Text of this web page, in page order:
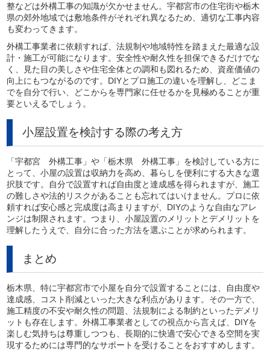
整などは外構工事の知識が欠かせません。宇都宮市の住宅街や栃木
県の郊外地域では敷地条件がそれぞれ異なるため、適切な工事内容
も変わってきます。
外構工事業者に依頼すれば、法規制や地域特性を踏まえた最適な設
計・施工が可能になります。安全性や耐久性を担保できるだけでな
く、見た目の美しさや住宅全体との調和も図れるため、資産価値の
向上にもつながるのです。DIYとプロ施工の違いを理解し、どこま
でを自分で行い、どこからを専門家に任せるかを見極めることが重
要といえるでしょう。
小屋設置を検討する際の考え方
「宇都宮 外構工事」や「栃木県 外構工事」を検討している方に
とって、小屋の設置は収納力を高め、暮らしを便利にする大きな選
択肢です。自分で設置すれば自由度と達成感を得られますが、施工
の難しさや法的リスクがあることも忘れてはいけません。プロに依
頼すれば安心感と完成度は高まりますが、DIYのような自由なアレ
ンジは制限されます。つまり、小屋設置のメリットとデメリットを
理解したうえで、自分に合った方法を選ぶことが求められます。
まとめ
栃木県、特に宇都宮市で小屋を自分で設置することには、自由度や
達成感、コスト削減といった大きな利点があります。その一方で、
施工精度の不安や耐久性の問題、法規制による制約といったデメリ
ットも存在します。外構工事業者としての視点から言えば、DIYを
楽しむ気持ちは尊重しつつも、長期的に快適で安心できる空間を実
現するためには専門的なサポートを受けることをおすすめします。